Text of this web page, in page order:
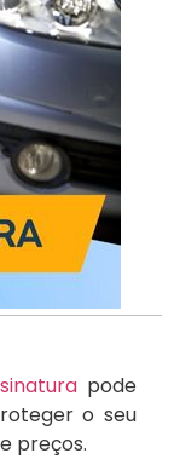
pode
o seu
preços.